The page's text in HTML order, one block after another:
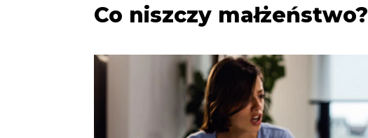
Co niszczy małżeństwo?